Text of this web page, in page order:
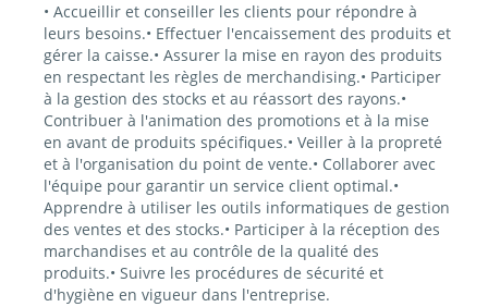
• Accueillir et conseiller les clients pour répondre à
leurs besoins.• Effectuer l'encaissement des produits et
gérer la caisse.• Assurer la mise en rayon des produits
en respectant les règles de merchandising.• Participer
à la gestion des stocks et au réassort des rayons.•
Contribuer à l'animation des promotions et à la mise
en avant de produits spécifiques.• Veiller à la propreté
et à l'organisation du point de vente.• Collaborer avec
l'équipe pour garantir un service client optimal.•
Apprendre à utiliser les outils informatiques de gestion
des ventes et des stocks.• Participer à la réception des
marchandises et au contrôle de la qualité des
produits.• Suivre les procédures de sécurité et
d'hygiène en vigueur dans l'entreprise.